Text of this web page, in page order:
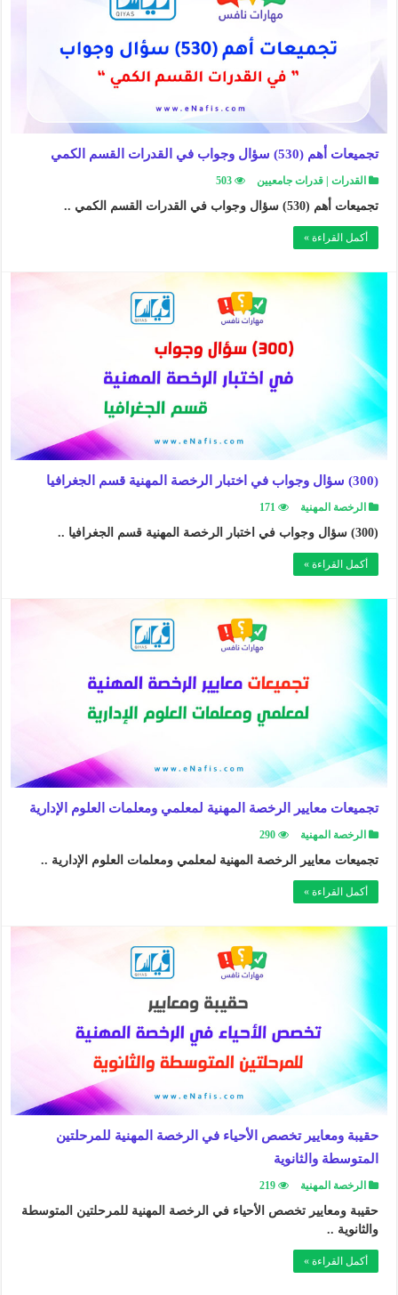
تجميعات أهم (530) سؤال وجواب في القدرات القسم الكمي
القدرات | قدرات جامعيين 503
تجميعات أهم (530) سؤال وجواب في القدرات القسم الكمي ..
أكمل القراءة »
(300) سؤال وجواب في اختبار الرخصة المهنية قسم الجغرافيا
الرخصة المهنية 171
(300) سؤال وجواب في اختبار الرخصة المهنية قسم الجغرافيا ..
أكمل القراءة »
تجميعات معايير الرخصة المهنية لمعلمي ومعلمات العلوم الإدارية
الرخصة المهنية 290
تجميعات معايير الرخصة المهنية لمعلمي ومعلمات العلوم الإدارية ..
أكمل القراءة »
حقيبة ومعايير تخصص الأحياء في الرخصة المهنية للمرحلتين
المتوسطة والثانوية
الرخصة المهنية 219
حقيبة ومعايير تخصص الأحياء في الرخصة المهنية للمرحلتين المتوسطة
والثانوية ..
أكمل القراءة »